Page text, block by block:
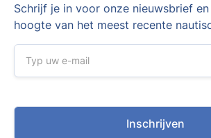
Schrijf je in voor onze nieuwsbrief
hoogte van het meest recente